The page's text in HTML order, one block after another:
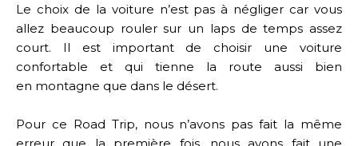
Le choix de la voiture n’est pas à négliger car vous
allez beaucoup rouler sur un laps de temps assez
court. Il est important de choisir une voiture
confortable et qui tienne la route aussi bien
en montagne que dans le désert.
Pour ce Road Trip, nous n’avons pas fait la même
erreur que la première fois, nous avons fait une